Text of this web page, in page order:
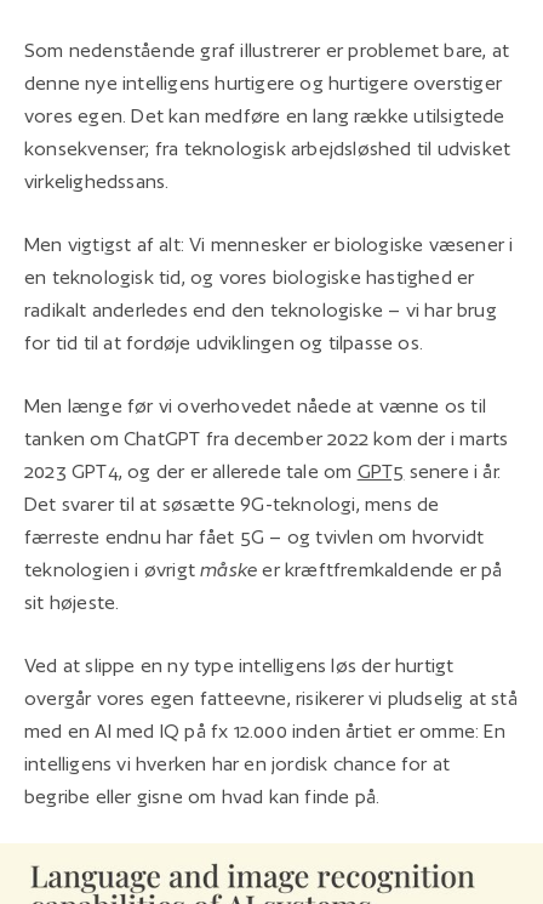
Som nedenstående graf illustrerer er problemet bare, at
denne nye intelligens hurtigere og hurtigere overstiger
vores egen. Det kan medføre en lang række utilsigtede
konsekvenser; fra teknologisk arbejdsløshed til udvisket
virkelighedssans.
Men vigtigst af alt: Vi mennesker er biologiske væsener i
en teknologisk tid, og vores biologiske hastighed er
radikalt anderledes end den teknologiske – vi har brug
for tid til at fordøje udviklingen og tilpasse os.
Men længe før vi overhovedet nåede at vænne os til
tanken om ChatGPT fra december 2022 kom der i marts
2023 GPT4, og der er allerede tale om GPT5 senere i år.
Det svarer til at søsætte 9G-teknologi, mens de
færreste endnu har fået 5G – og tvivlen om hvorvidt
teknologien i øvrigtmåskeer kræftfremkaldende er på
sit højeste.
Ved at slippe en ny type intelligens løs der hurtigt
overgår vores egen fatteevne, risikerer vi pludselig at stå
med en AI med IQ på fx 12.000 inden årtiet er omme: En
intelligens vi hverken har en jordisk chance for at
begribe eller gisne om hvad kan finde på.